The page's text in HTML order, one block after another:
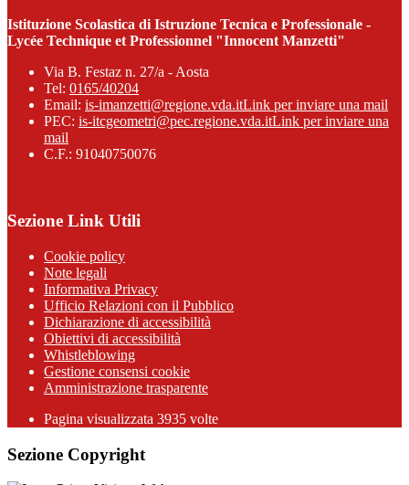
Istituzione Scolastica di Istruzione Tecnica e Professionale -
Lycée Technique et Professionnel "Innocent Manzetti"
Via B. Festaz n. 27/a - Aosta
Tel: 0165/40204
Email: is-imanzetti@regione.vda.itLink per inviare una mail
PEC: is-itcgeometri@pec.regione.vda.itLink per inviare una
mail
C.F.: 91040750076
Sezione Link Utili
Cookie policy
Note legali
Informativa Privacy
Ufficio Relazioni con il Pubblico
Dichiarazione di accessibilità
Obiettivi di accessibilità
Whistleblowing
Gestione consensi cookie
Amministrazione trasparente
Pagina visualizzata 3935 volte
Sezione Copyright